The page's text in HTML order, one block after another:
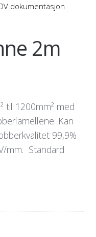
dokumentasjon
2m
til 1200mm² med
Kan
99,9%
mm. Standard